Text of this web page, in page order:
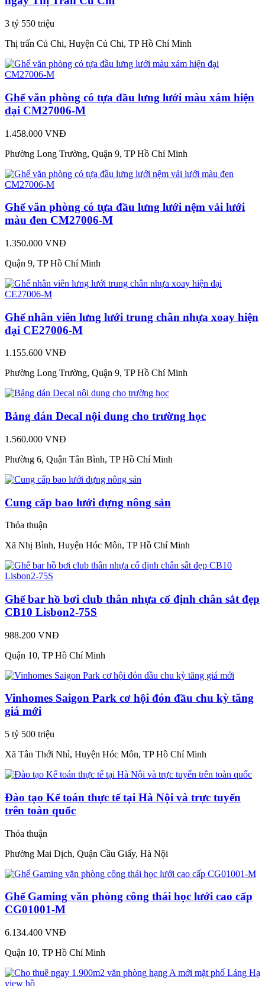
3 tỷ 550 triệu
Thị trấn Củ Chi, Huyện Củ Chi, TP Hồ Chí Minh
Ghế văn phòng có tựa đầu lưng lưới màu xám hiện
đại CM27006-M
1.458.000 VNĐ
Phường Long Trường, Quận 9, TP Hồ Chí Minh
Ghế văn phòng có tựa đầu lưng lưới nệm vải lưới
màu đen CM27006-M
1.350.000 VNĐ
Quận 9, TP Hồ Chí Minh
Ghế nhân viên lưng lưới trung chân nhựa xoay hiện
đại CE27006-M
1.155.600 VNĐ
Phường Long Trường, Quận 9, TP Hồ Chí Minh
Bảng dán Decal nội dung cho trường học
1.560.000 VNĐ
Phường 6, Quận Tân Bình, TP Hồ Chí Minh
Cung cấp bao lưới đựng nông sản
Thỏa thuận
Xã Nhị Bình, Huyện Hóc Môn, TP Hồ Chí Minh
Ghế bar hồ bơi club thân nhựa cố định chân sắt đẹp
CB10 Lisbon2-75S
988.200 VNĐ
Quận 10, TP Hồ Chí Minh
Vinhomes Saigon Park cơ hội đón đầu chu kỳ tăng
giá mới
5 tỷ 500 triệu
Xã Tân Thới Nhì, Huyện Hóc Môn, TP Hồ Chí Minh
Đào tạo Kế toán thực tế tại Hà Nội và trực tuyến
trên toàn quốc
Thỏa thuận
Phường Mai Dịch, Quận Cầu Giấy, Hà Nội
Ghế Gaming văn phòng công thái học lưới cao cấp
CG01001-M
6.134.400 VNĐ
Quận 10, TP Hồ Chí Minh